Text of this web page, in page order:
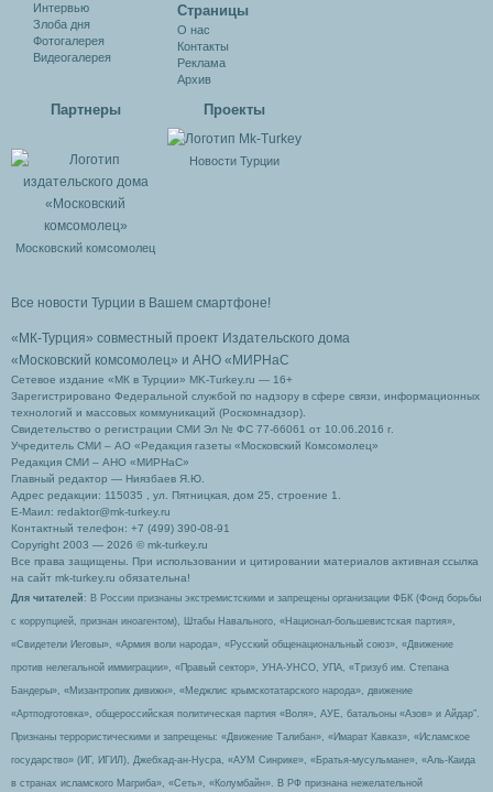
Интервью
Злоба дня
Фотогалерея
Видеогалерея
Cтраницы
О нас
Контакты
Реклама
Архив
Партнеры
Московский комсомолец
Проекты
Новости Турции
Все новости Турции в Вашем смартфоне!
«МК-Турция» совместный проект Издательского дома
«Московский комсомолец» и АНО «МИРНаС
Сетевое издание «МК в Турции» MK-Turkey.ru — 16+
Зарегистрировано Федеральной службой по надзору в сфере связи, информационных
технологий и массовых коммуникаций (Роскомнадзор).
Свидетельство о регистрации СМИ Эл № ФС 77-66061 от 10.06.2016 г.
Учредитель СМИ – АО «Редакция газеты «Московский Комсомолец»
Редакция СМИ – АНО «МИРНаС»
Главный редактор — Ниязбаев Я.Ю.
Адрес редакции: 115035 , ул. Пятницкая, дом 25, строение 1.
Е-Маил: redaktor@mk-turkey.ru
Контактный телефон: +7 (499) 390-08-91
Copyright 2003 — 2026 © mk-turkey.ru
Все права защищены. При использовании и цитировании материалов активная ссылка
на сайт mk-turkey.ru обязательна!
Для читателей : В России признаны экстремистскими и запрещены организации ФБК (Фонд борьбы
с коррупцией, признан иноагентом), Штабы Навального, «Национал-большевистская партия»,
«Свидетели Иеговы», «Армия воли народа», «Русский общенациональный союз», «Движение
против нелегальной иммиграции», «Правый сектор», УНА-УНСО, УПА, «Тризуб им. Степана
Бандеры», «Мизантропик дивижн», «Меджлис крымскотатарского народа», движение
«Артподготовка», общероссийская политическая партия «Воля», АУЕ, батальоны «Азов» и Айдар″.
Признаны террористическими и запрещены: «Движение Талибан», «Имарат Кавказ», «Исламское
государство» (ИГ, ИГИЛ), Джебхад-ан-Нусра, «АУМ Синрике», «Братья-мусульмане», «Аль-Каида
в странах исламского Магриба», «Сеть», «Колумбайн». В РФ признана нежелательной